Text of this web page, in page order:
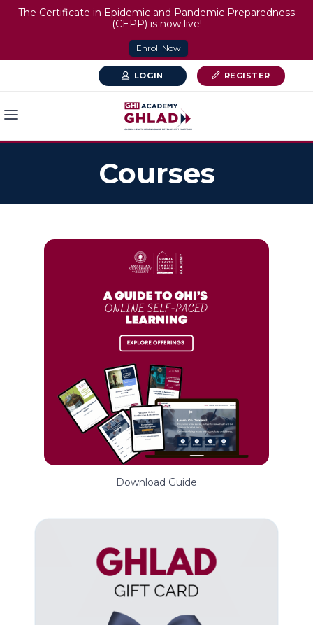
The Certificate in Epidemic and Pandemic Preparedness
(CEPP) is now live!
Enroll Now
LOGIN REGISTER
Courses
Download Guide